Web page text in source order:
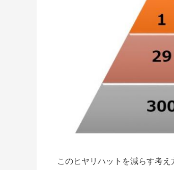
このヒヤリハットを減らす考